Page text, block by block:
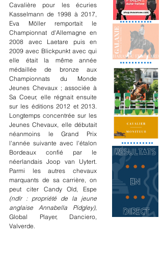
Cavalière pour les écuries
Kasselmann de 1998 à 2017,
Eva Möller remportait le
Championnat d'Allemagne en
2008 avec Laetare puis en
2009 avec Blickpunkt avec qui
elle était la même année
médaillée de bronze aux
Championnats du Monde
Jeunes Chevaux ; associée à
Sa Coeur, elle régnait ensuite
sur les éditions 2012 et 2013.
Longtemps concentrée sur les
Jeunes Chevaux, elle débutait
néanmoins le Grand Prix
l'année suivante avec l'étalon
Bordeaux confié par le
néerlandais Joop van Uytert.
Parmi les autres chevaux
marquants de sa carrière, on
(ndlr : propriété de la jeune
anglaise Annabella Pidgley),
Global Player, Danciero,
Valverde.